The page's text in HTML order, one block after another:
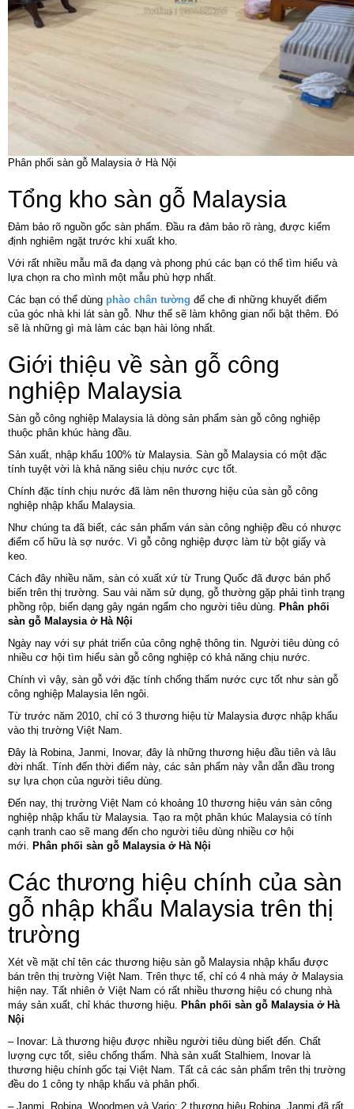
Phân phối sàn gỗ Malaysia ở Hà Nội
Tổng kho sàn gỗ Malaysia
Đảm bảo rõ nguồn gốc sàn phẩm. Đầu ra đảm bảo rõ ràng, được kiểm
định nghiêm ngặt trước khi xuất kho.
Với rất nhiều mẫu mã đa dạng và phong phú các bạn có thể tìm hiểu và
lựa chọn ra cho mình một mẫu phù hợp nhất.
Các bạn có thể dùng phào chân tường để che đi những khuyết điểm
của góc nhà khi lát sàn gỗ. Như thế sẽ làm không gian nổi bật thêm. Đó
sẽ là những gì mà làm các bạn hài lòng nhất.
Giới thiệu về sàn gỗ công
nghiệp Malaysia
Sàn gỗ công nghiệp Malaysia là dòng sản phẩm sàn gỗ công nghiệp
thuộc phân khúc hàng đầu.
Sản xuất, nhập khẩu 100% từ Malaysia. Sàn gỗ Malaysia có một đặc
tính tuyệt vời là khả năng siêu chịu nước cực tốt.
Chính đặc tính chịu nước đã làm nên thương hiệu của sàn gỗ công
nghiệp nhập khẩu Malaysia.
Như chúng ta đã biết, các sản phẩm ván sàn công nghiệp đều có nhược
điểm cố hữu là sợ nước. Vì gỗ công nghiệp được làm từ bột giấy và
keo.
Cách đây nhiều năm, sàn có xuất xứ từ Trung Quốc đã được bán phổ
biến trên thị trường. Sau vài năm sử dụng, gỗ thường gặp phải tình trạng
phồng rộp, biến dạng gây ngán ngẩm cho người tiêu dùng. Phân phối
sàn gỗ Malaysia ở Hà Nội
Ngày nay với sự phát triển của công nghệ thông tin. Người tiêu dùng có
nhiều cơ hội tìm hiểu sàn gỗ công nghiệp có khả năng chịu nước.
Chính vì vậy, sàn gỗ với đặc tính chống thấm nước cực tốt như sàn gỗ
công nghiệp Malaysia lên ngôi.
Từ trước năm 2010, chỉ có 3 thương hiệu từ Malaysia được nhập khẩu
vào thị trường Việt Nam.
Đây là Robina, Janmi, Inovar, đây là những thương hiệu đầu tiên và lâu
đời nhất. Tính đến thời điểm này, các sản phẩm này vẫn dẫn đầu trong
sự lựa chọn của người tiêu dùng.
Đến nay, thị trường Việt Nam có khoảng 10 thương hiệu ván sàn công
nghiệp nhập khẩu từ Malaysia. Tạo ra một phân khúc Malaysia có tính
cạnh tranh cao sẽ mang đến cho người tiêu dùng nhiều cơ hội
mới. Phân phối sàn gỗ Malaysia ở Hà Nội
Các thương hiệu chính của sàn
gỗ nhập khẩu Malaysia trên thị
trường
Xét về mặt chỉ tên các thương hiệu sàn gỗ Malaysia nhập khẩu được
bán trên thị trường Việt Nam. Trên thực tế, chỉ có 4 nhà máy ở Malaysia
hiện nay. Tất nhiên ở Việt Nam có rất nhiều thương hiệu có chung nhà
máy sản xuất, chỉ khác thương hiệu. Phân phối sàn gỗ Malaysia ở Hà
Nội
– Inovar: Là thương hiệu được nhiều người tiêu dùng biết đến. Chất
lượng cực tốt, siêu chống thấm. Nhà sản xuất Stalhiem, Inovar là
thương hiệu chính gốc tại Việt Nam. Tất cả các sản phẩm trên thị trường
đều do 1 công ty nhập khẩu và phân phối.
– Janmi, Robina, Woodmen và Vario: 2 thương hiệu Robina, Janmi đã rất